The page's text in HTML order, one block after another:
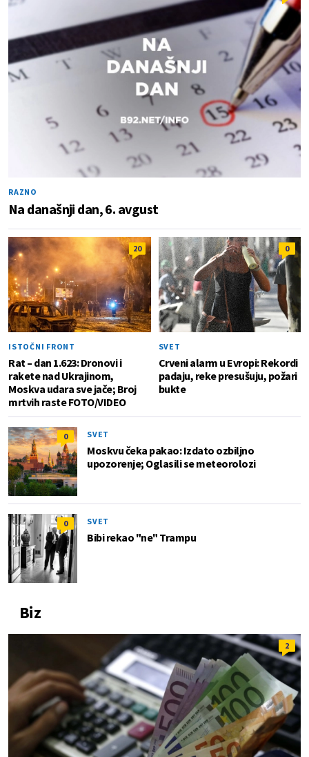
RAZNO
Na današnji dan, 6. avgust
20
ISTOČNI FRONT
Rat – dan 1.623: Dronovi i
rakete nad Ukrajinom,
Moskva udara sve jače; Broj
mrtvih raste FOTO/VIDEO
0
SVET
Crveni alarm u Evropi: Rekordi
padaju, reke presušuju, požari
bukte
0 SVET
Moskvu čeka pakao: Izdato ozbiljno
upozorenje; Oglasili se meteorolozi
0 SVET
Bibi rekao "ne" Trampu
Biz
2